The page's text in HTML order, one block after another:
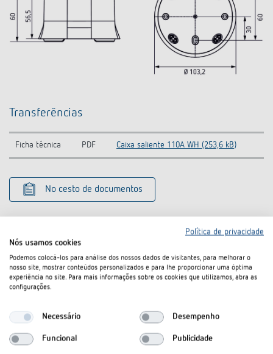
Transferências
Ficha técnica PDF Caixa saliente 110A WH (253,6 kB)
No cesto de documentos
Produtos semelhantes
Política de privacidade
Nós usamos cookies
Podemos colocá-los para análise dos nossos dados de visitantes, para melhorar o
nosso site, mostrar conteúdos personalizados e para lhe proporcionar uma óptima
experiência no site. Para mais informações sobre os cookies que utilizamos, abra as
configurações.
Necessário Desempenho
Funcional Publicidade